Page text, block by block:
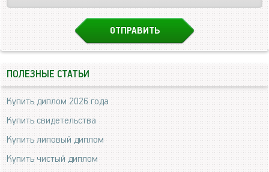
ПОЛЕЗНЫЕ СТАТЬИ
Купить диплом 2026 года
Купить свидетельства
Купить липовый диплом
Купить чистый диплом